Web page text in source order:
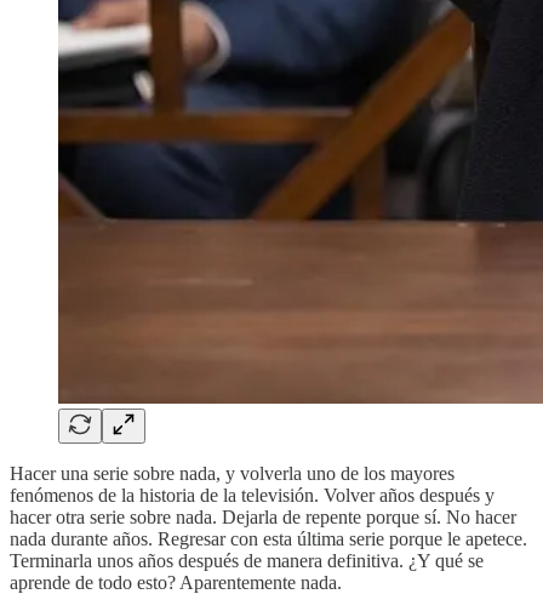
Hacer una serie sobre nada, y volverla uno de los mayores
fenómenos de la historia de la televisión. Volver años después y
hacer otra serie sobre nada. Dejarla de repente porque sí. No hacer
nada durante años. Regresar con esta última serie porque le apetece.
Terminarla unos años después de manera definitiva. ¿Y qué se
aprende de todo esto? Aparentemente nada.